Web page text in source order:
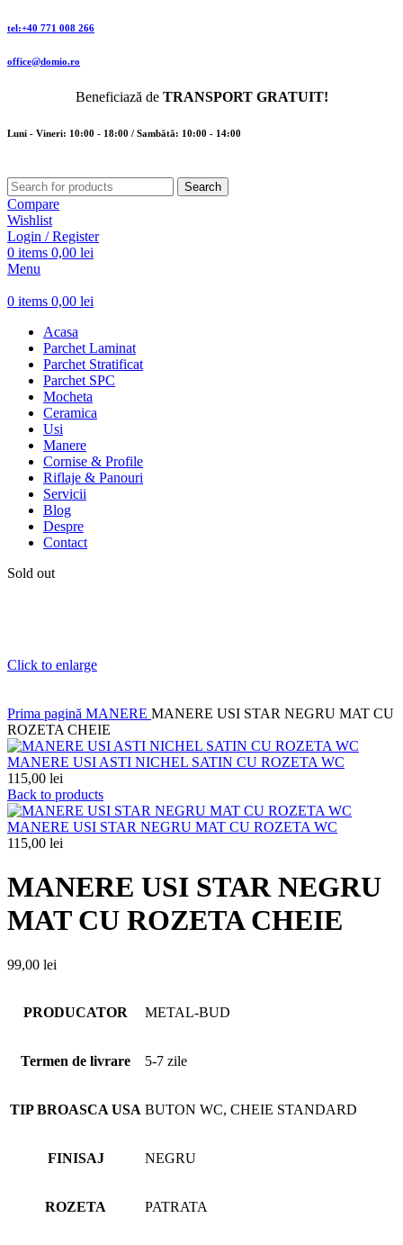
tel:+40 771 008 266
office@domio.ro
Beneficiază de TRANSPORT GRATUIT!
Luni - Vineri: 10:00 - 18:00 / Sambătă: 10:00 - 14:00
Search
Compare
Wishlist
Login / Register
0 items 0,00 lei
Menu
0 items 0,00 lei
Acasa
Parchet Laminat
Parchet Stratificat
Parchet SPC
Mocheta
Ceramica
Usi
Manere
Cornise & Profile
Riflaje & Panouri
Servicii
Blog
Despre
Contact
Sold out
Click to enlarge
Prima pagină MANERE MANERE USI STAR NEGRU MAT CU
ROZETA CHEIE
MANERE USI ASTI NICHEL SATIN CU ROZETA WC
115,00 lei
Back to products
MANERE USI STAR NEGRU MAT CU ROZETA WC
115,00 lei
MANERE USI STAR NEGRU
MAT CU ROZETA CHEIE
99,00 lei
PRODUCATOR METAL-BUD
Termen de livrare 5-7 zile
TIP BROASCA USA BUTON WC, CHEIE STANDARD
FINISAJ NEGRU
ROZETA PATRATA